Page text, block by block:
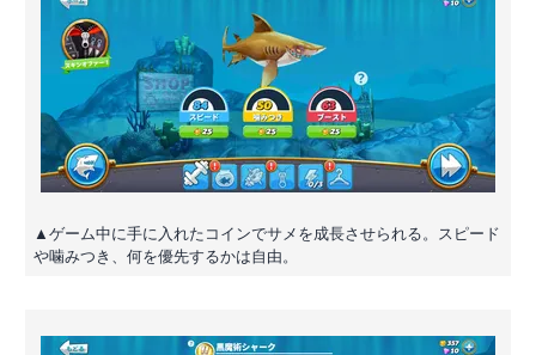
▲ゲーム中に手に入れたコインでサメを成長させられる。スピード
や噛みつき、何を優先するかは自由。